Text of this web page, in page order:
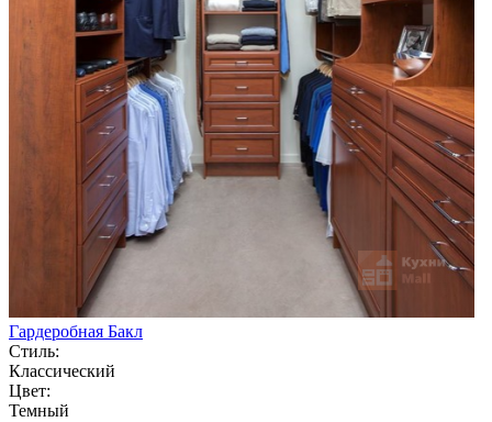
Гардеробная Бакл
Стиль:
Классический
Цвет:
Темный